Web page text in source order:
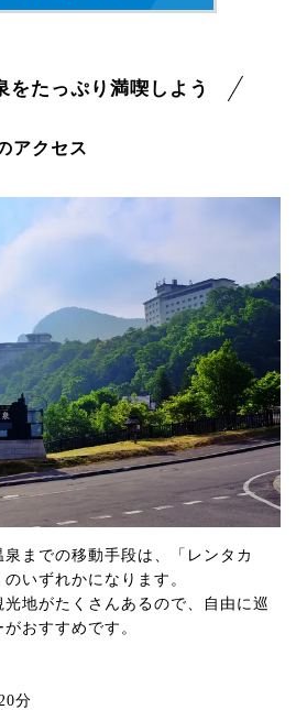
をたっぷり満喫しよう
アクセス
までの移動手段は、「レンタカ
いずれかになります。
地がたくさんあるので、自由に巡
おすすめです。
分